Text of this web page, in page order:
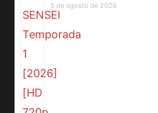
5 de agosto de 2026